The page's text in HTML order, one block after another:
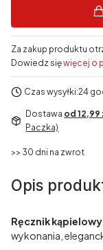
Za zakup produktu
Dowiedz sięwięcej o
Czas wysyłki:24
Dostawa od 12,99
Paczka)
>> 30 dni na zwrot
Opis
Ręcznik kąpielowy
wykonania,